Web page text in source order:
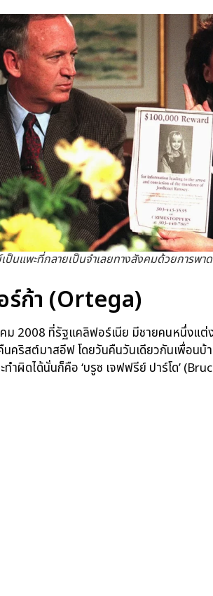
นแพะที่กลายเป็นจำเลยทางสังคมด้วยการพา
ร์ก้า (Ortega)
ม 2008 ที่รัฐแคลิฟอร์เนีย มีชายคนหนึ่งแ
คริสต์มาสอีฟ โดยวันคืนวันเดียวกันเพื่อน
ผิดได้นั่นก็คือ ‘บรูซ เจฟฟรีย์ ปาร์โด’